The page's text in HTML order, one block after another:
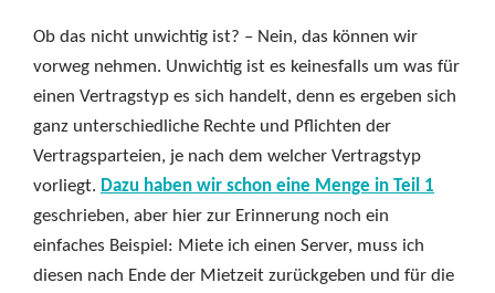
Ob das nicht unwichtig ist? – Nein, das können wir
vorweg nehmen. Unwichtig ist es keinesfalls um was für
einen Vertragstyp es sich handelt, denn es ergeben sich
ganz unterschiedliche Rechte und Pflichten der
Vertragsparteien, je nach dem welcher Vertragstyp
vorliegt. Dazu haben wir schon eine Menge in Teil 1
geschrieben, aber hier zur Erinnerung noch ein
einfaches Beispiel: Miete ich einen Server, muss ich
diesen nach Ende der Mietzeit zurückgeben und für die